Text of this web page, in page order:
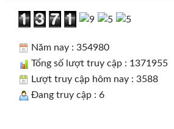
Năm nay : 354980
Tổng số lượt truy cập : 1371955
Lượt truy cập hôm nay : 3588
Đang truy cập : 6